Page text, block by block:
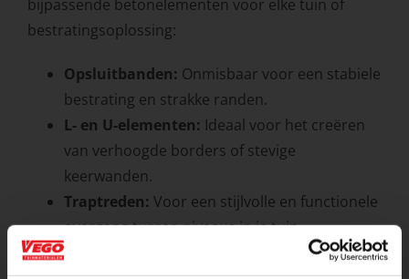
bijpassende betonelementen voor elke tuin of
bestratingsoplossing:
Opsluitbanden: Onmisbaar voor een stabiele
bestrating en strakke randen.
L- en U-elementen: Ideaal voor het creëren
van verhoogde borders of stevige
keerwanden.
Traptreden: Voor een stijlvolle en functionele
overgang tussen niveaus in je tuin.
Bielzen:
Perfect voor een natuurlijke